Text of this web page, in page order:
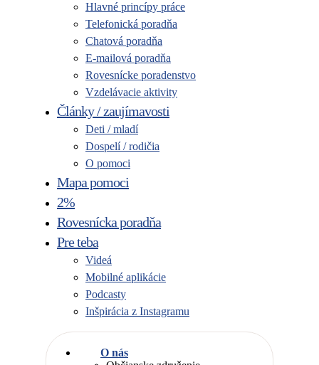
Hlavné princípy práce
Telefonická poradňa
Chatová poradňa
E-mailová poradňa
Rovesnícke poradenstvo
Vzdelávacie aktivity
Články / zaujímavosti
Deti / mladí
Dospelí / rodičia
O pomoci
Mapa pomoci
2%
Rovesnícka poradňa
Pre teba
Videá
Mobilné aplikácie
Podcasty
Inšpirácia z Instagramu
O nás